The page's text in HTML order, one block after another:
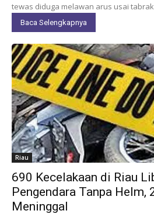
tewas diduga melawan arus usai
Baca Selengkapnya
Riau
690 Kecelakaan di Riau
Pengendara Tanpa Helm,
Meninggal